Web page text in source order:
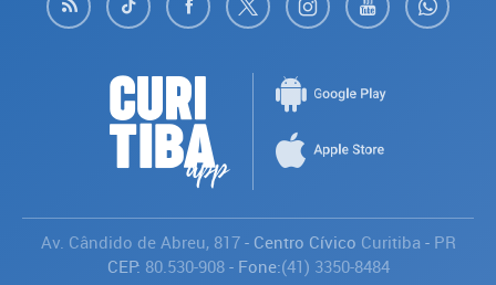
Av. Cândido de Abreu, 817- Centro Cívico Curitiba - PR
CEP: 80.530-908- Fone:(41) 3350-8484